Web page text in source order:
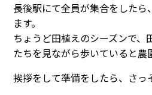
長後駅にて全員が集合をしたら
ます。
ちょうど田植えのシーズンで、
たちを見ながら歩いていると農
挨拶をして準備をしたら、さっ